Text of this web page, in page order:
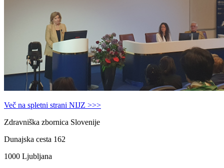
Več na spletni strani NIJZ >>>
Zdravniška zbornica Slovenije
Dunajska cesta 162
1000 Ljubljana